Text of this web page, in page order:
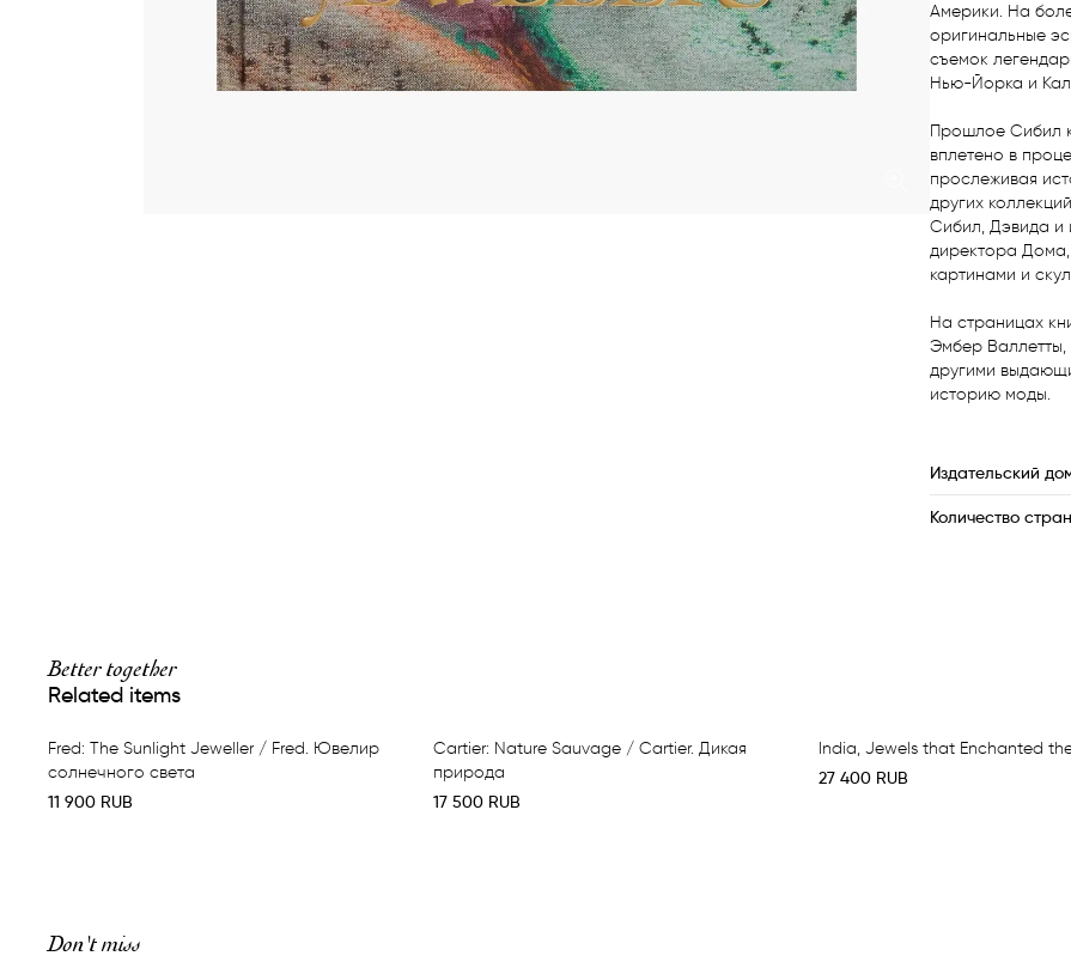
Америки. На
оригинальные
съемок
Нью-Йорка и
Прошлое Сибил
вплетено в
прослеживая
других
Сибил, Дэвида и
директора
картинами и
На страницах
Эмбер
другими
историю моды.
Издательский
Количество
Better together
Related items
Fred: The Sunlight Jeweller / Fred. Ювелир
солнечного света
11 900 RUB
Cartier: Nature Sauvage / Cartier. Дикая
природа
17 500 RUB
India, Jewels that Enchanted
27 400 RUB
Don't miss